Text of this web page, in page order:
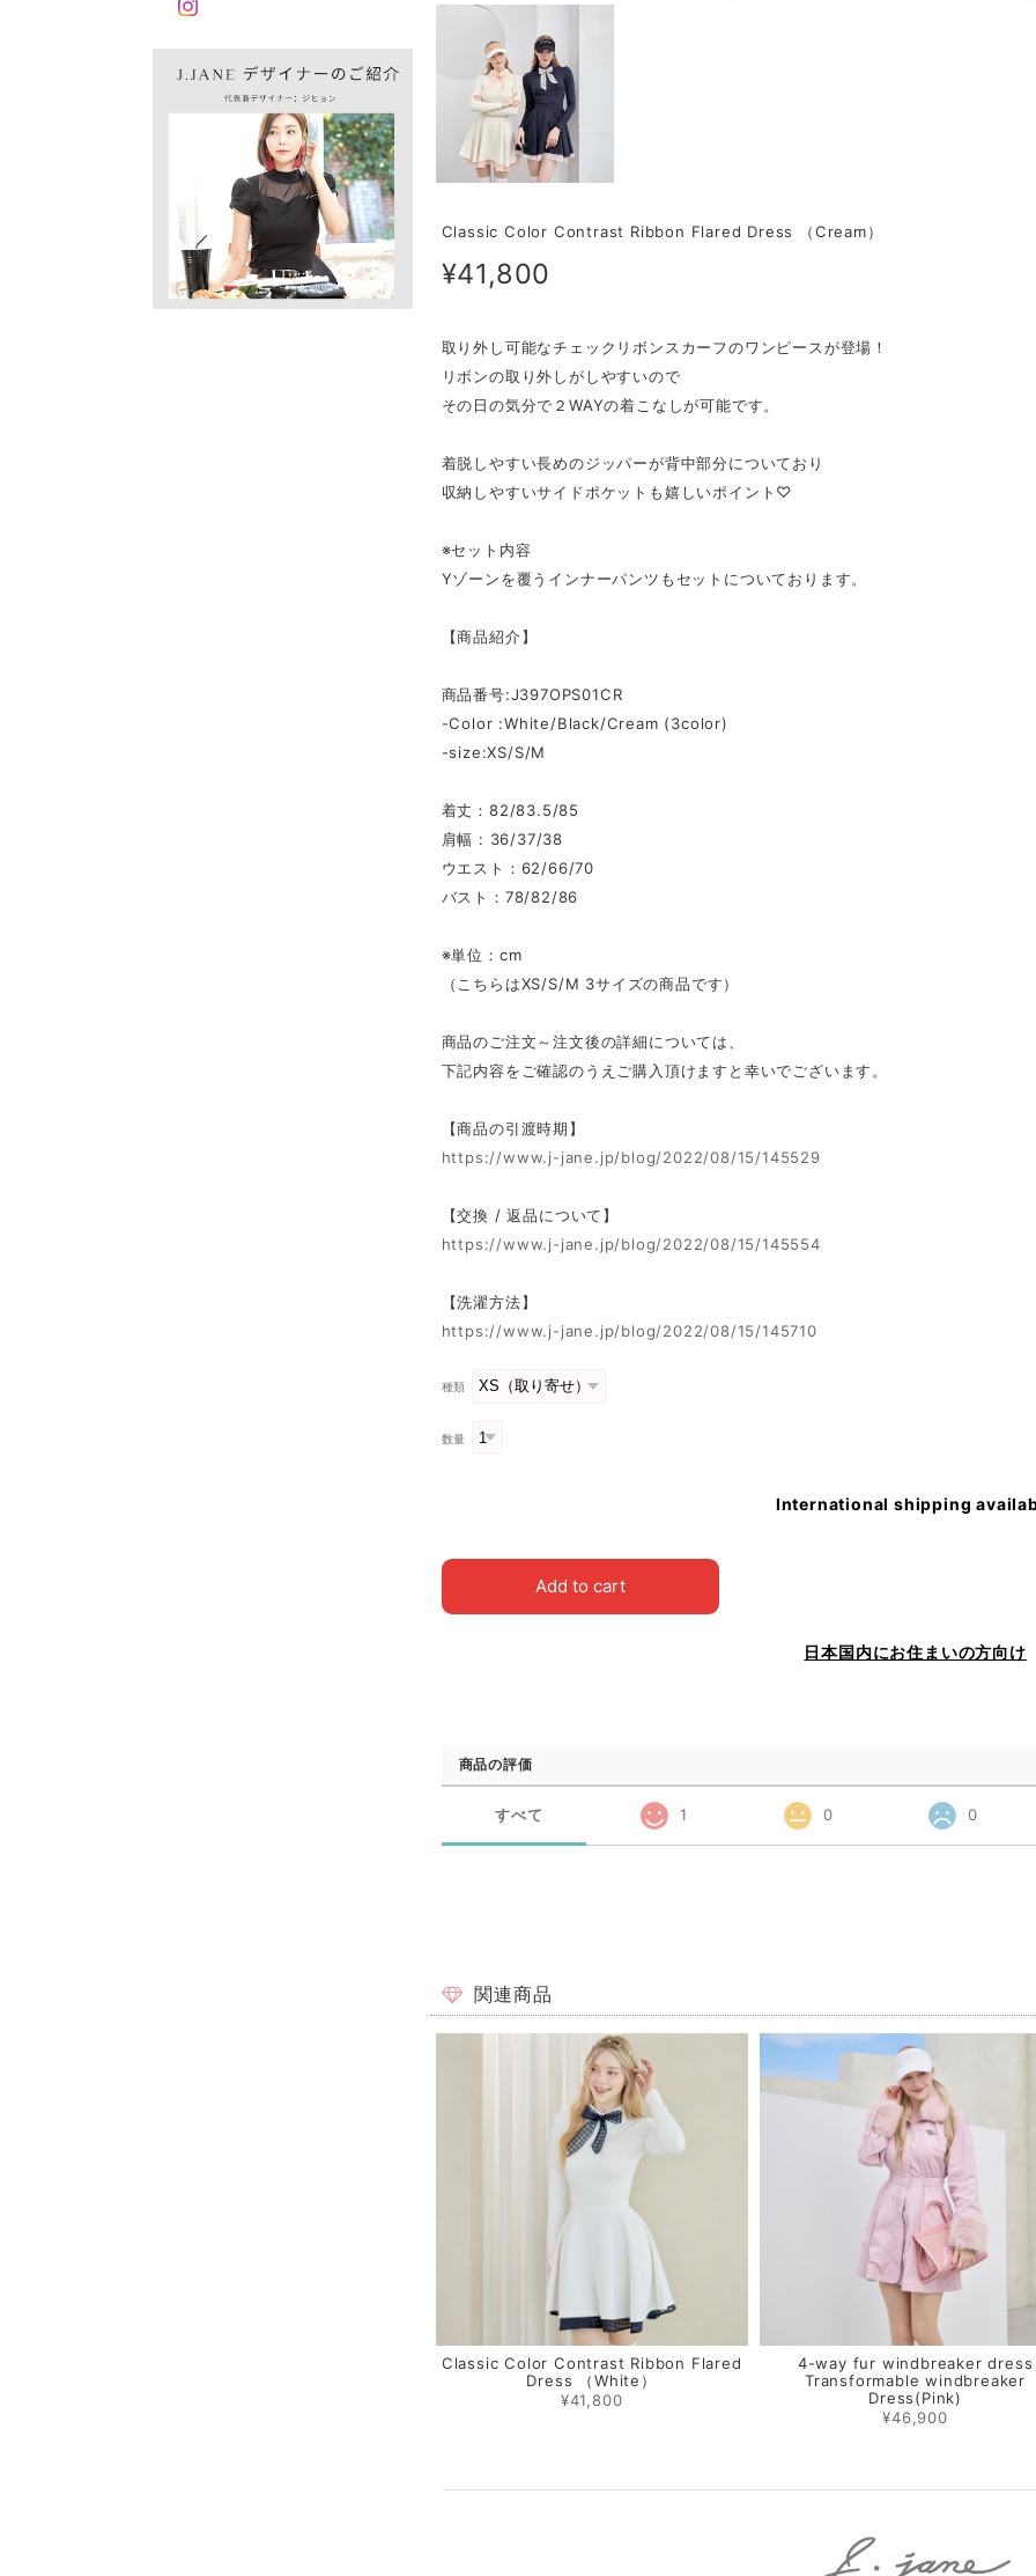
Classic Color Contrast Ribbon Flared Dress （Cream）
¥41,800
取り外し可能なチェックリボンスカーフのワンピースが登場！
リボンの取り外しがしやすいので
その日の気分で２WAYの着こなしが可能です。
着脱しやすい長めのジッパーが背中部分についており
収納しやすいサイドポケットも嬉しいポイント♡
※セット内容
Yゾーンを覆うインナーパンツもセットについております。
【商品紹介】
商品番号:J397OPS01CR
-Color :White/Black/Cream (3color)
-size:XS/S/M
着丈：82/83.5/85
肩幅 : 36/37/38
ウエスト：62/66/70
バスト：78/82/86
※単位：cm
（こちらはXS/S/M 3サイズの商品です）
商品のご注文～注文後の詳細については、
下記内容をご確認のうえご購入頂けますと幸いでございます。
【商品の引渡時期】
https://www.j-jane.jp/blog/2022/08/15/145529
【交換 / 返品について】
https://www.j-jane.jp/blog/2022/08/15/145554
【洗濯方法】
https://www.j-jane.jp/blog/2022/08/15/145710
種類
数量
International shipping
Add to cart
日本国内にお住まいの方向け
商品の評価
すべて 1 0 0
関連商品
Classic Color Contrast Ribbon Flared
Dress （White）
¥41,800
4-way fur windbreaker dress
Transformable windbreaker
Dress(Pink)
¥46,900